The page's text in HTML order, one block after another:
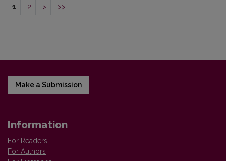
1 2 > >>
Make a Submission
Information
For Readers
For Authors